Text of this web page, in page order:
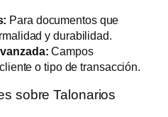
Para documentos que
y durabilidad.
Campos
o tipo de transacción.
sobre Talonarios